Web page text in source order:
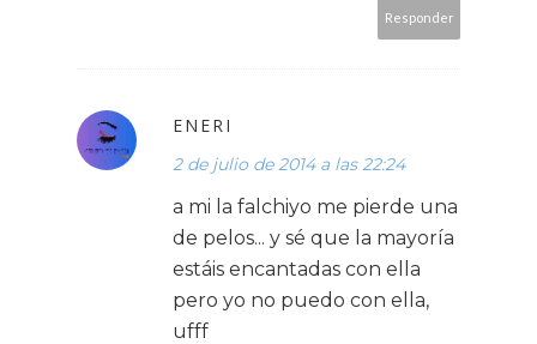
Responder
ENERI
2 de julio de 2014 a las 22:24
a mi la falchiyo me pierde una
de pelos... y sé que la mayoría
estáis encantadas con ella
pero yo no puedo con ella,
ufff